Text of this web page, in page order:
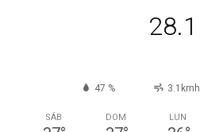
28.1
47 % 3.1kmh
SÁB DOM LUN